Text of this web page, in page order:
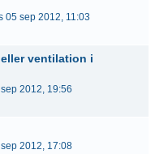
05 sep 2012, 11:03
ventilation i
2012, 19:56
2012, 17:08